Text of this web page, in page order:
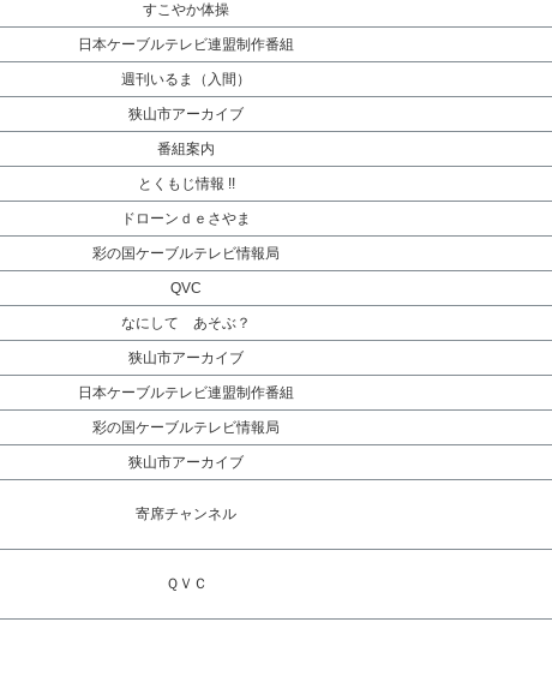
すこやか体操
日本ケーブルテレビ連盟制作番組
週刊いるま（入間）
狭山市アーカイブ
番組案内
とくもじ情報 !!
ドローンｄｅさやま
彩の国ケーブルテレビ情報局
QVC
なにして あそぶ？
狭山市アーカイブ
日本ケーブルテレビ連盟制作番組
彩の国ケーブルテレビ情報局
狭山市アーカイブ
寄席チャンネル
ＱＶＣ